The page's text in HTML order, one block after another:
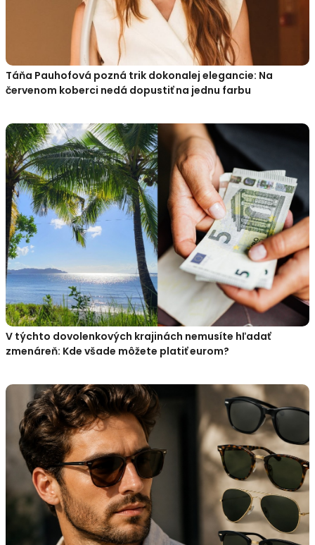
Táňa Pauhofová pozná trik dokonalej elegancie: Na
červenom koberci nedá dopustiť na jednu farbu
V týchto dovolenkových krajinách nemusíte hľadať
zmenáreň: Kde všade môžete platiť eurom?